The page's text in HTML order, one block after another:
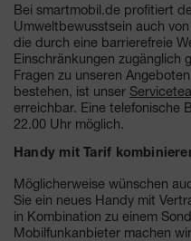
Bei smartmobil.de profitiert
Umweltbewusstsein auch
die durch eine barrierefreie
Einschränkungen zugänglich
Fragen zu unseren
bestehen, ist unser
erreichbar. Eine telefonische
22.00 Uhr möglich.
Handy mit Tarif
Möglicherweise wünschen
Sie ein neues Handy mit
in Kombination zu einem
Mobilfunkanbieter machen